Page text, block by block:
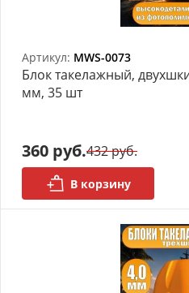
Артикул: MWS-0073
Блок такелажный,
мм, 35 шт
360 руб.432 руб.
В корзину